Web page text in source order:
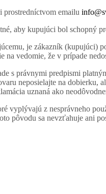
prostredníctvom emailu
aby kupujúci bol schopný
je zákazník
vedomie, že v prípade
s právnymi predpismi
neposielajte na dobierku,
uznaná ako
vyplývajú z nesprávneho
pôvodu sa nevzťahuje ani